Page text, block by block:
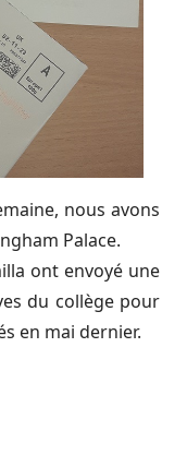
nous avons
Palace.
ont envoyé une
du collège pour
en mai dernier.